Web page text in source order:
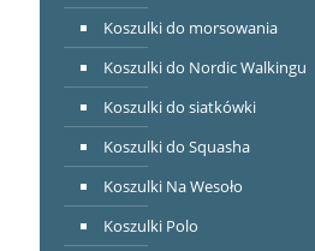
Koszulki do morsowania
Koszulki do Nordic Walkingu
Koszulki do siatkówki
Koszulki do Squasha
Koszulki Na Wesoło
Koszulki Polo